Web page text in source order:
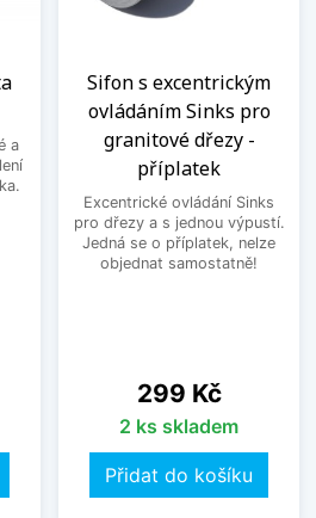
a
Sifon s excentrickým
ovládáním Sinks pro
granitové dřezy -
příplatek
Excentrické ovládání Sinks
pro dřezy a s jednou výpustí.
Jedná se o příplatek, nelze
objednat samostatně!
Cena
299 Kč
2 ks skladem
Přidat do košíku